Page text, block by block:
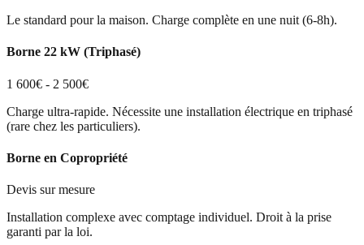
Le standard pour la maison. Charge complète en une nuit (6-8h).
Borne 22 kW (Triphasé)
1 600€ - 2 500€
Charge ultra-rapide. Nécessite une installation électrique en triphasé
(rare chez les particuliers).
Borne en Copropriété
Devis sur mesure
Installation complexe avec comptage individuel. Droit à la prise
garanti par la loi.